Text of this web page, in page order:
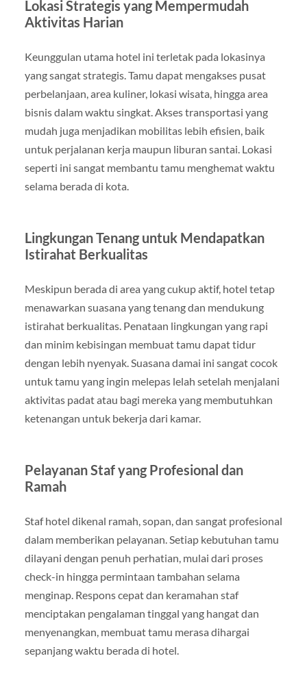
Lokasi Strategis yang Mempermudah
Aktivitas Harian
Keunggulan utama hotel ini terletak pada lokasinya
yang sangat strategis. Tamu dapat mengakses pusat
perbelanjaan, area kuliner, lokasi wisata, hingga area
bisnis dalam waktu singkat. Akses transportasi yang
mudah juga menjadikan mobilitas lebih efisien, baik
untuk perjalanan kerja maupun liburan santai. Lokasi
seperti ini sangat membantu tamu menghemat waktu
selama berada di kota.
Lingkungan Tenang untuk Mendapatkan
Istirahat Berkualitas
Meskipun berada di area yang cukup aktif, hotel tetap
menawarkan suasana yang tenang dan mendukung
istirahat berkualitas. Penataan lingkungan yang rapi
dan minim kebisingan membuat tamu dapat tidur
dengan lebih nyenyak. Suasana damai ini sangat cocok
untuk tamu yang ingin melepas lelah setelah menjalani
aktivitas padat atau bagi mereka yang membutuhkan
ketenangan untuk bekerja dari kamar.
Pelayanan Staf yang Profesional dan
Ramah
Staf hotel dikenal ramah, sopan, dan sangat profesional
dalam memberikan pelayanan. Setiap kebutuhan tamu
dilayani dengan penuh perhatian, mulai dari proses
check-in hingga permintaan tambahan selama
menginap. Respons cepat dan keramahan staf
menciptakan pengalaman tinggal yang hangat dan
menyenangkan, membuat tamu merasa dihargai
sepanjang waktu berada di hotel.